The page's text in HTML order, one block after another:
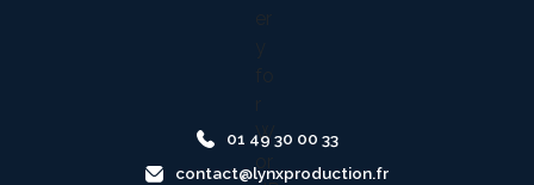
01 49 30 00 33
contact@lynxproduction.fr